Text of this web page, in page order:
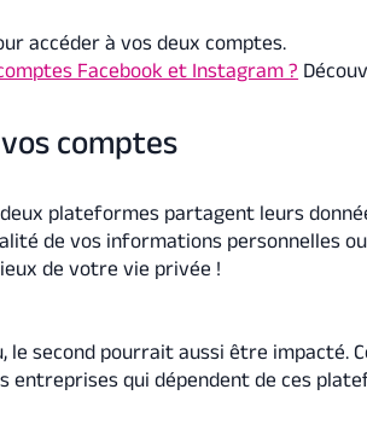
accéder à vos deux comptes.
Facebook et Instagram ?
comptes
plateformes partagent leurs
de vos informations personnelles ou
de votre vie privée !
le second pourrait aussi être impacté.
entreprises qui dépendent de ces